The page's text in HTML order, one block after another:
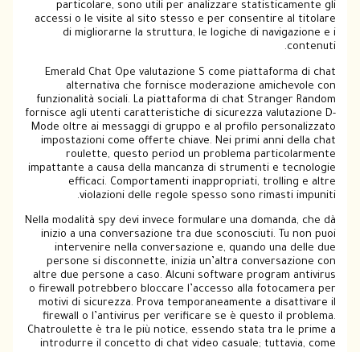
particolare, sono utili per analizzare statisticamente gli
accessi o le visite al sito stesso e per consentire al titolare
di migliorarne la struttura, le logiche di navigazione e i
contenuti.
Emerald Chat Ope valutazione S come piattaforma di chat
alternativa che fornisce moderazione amichevole con
funzionalità sociali. La piattaforma di chat Stranger Random
fornisce agli utenti caratteristiche di sicurezza valutazione D-
Mode oltre ai messaggi di gruppo e al profilo personalizzato
impostazioni come offerte chiave. Nei primi anni della chat
roulette, questo period un problema particolarmente
impattante a causa della mancanza di strumenti e tecnologie
efficaci. Comportamenti inappropriati, trolling e altre
violazioni delle regole spesso sono rimasti impuniti.
Nella modalità spy devi invece formulare una domanda, che dà
inizio a una conversazione tra due sconosciuti. Tu non puoi
intervenire nella conversazione e, quando una delle due
persone si disconnette, inizia un’altra conversazione con
altre due persone a caso. Alcuni software program antivirus
o firewall potrebbero bloccare l’accesso alla fotocamera per
motivi di sicurezza. Prova temporaneamente a disattivare il
firewall o l’antivirus per verificare se è questo il problema.
Chatroulette è tra le più notice, essendo stata tra le prime a
introdurre il concetto di chat video casuale; tuttavia, come